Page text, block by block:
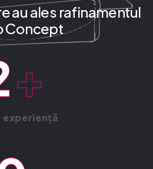
au ales rafinamentul
Concept
+
experiență